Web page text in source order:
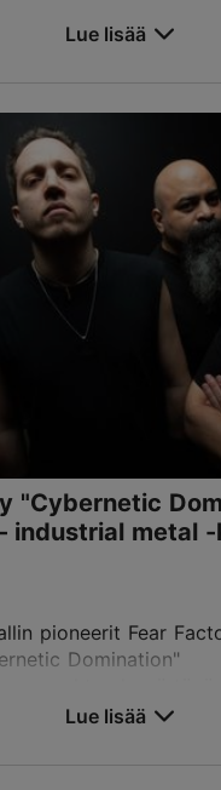
fanit voivat olla
17, Tallinn
Lue lisää
"Cybernetic
industrial metal
pioneerit Fear
Domination"
Helitehtaalla
Lue lisää